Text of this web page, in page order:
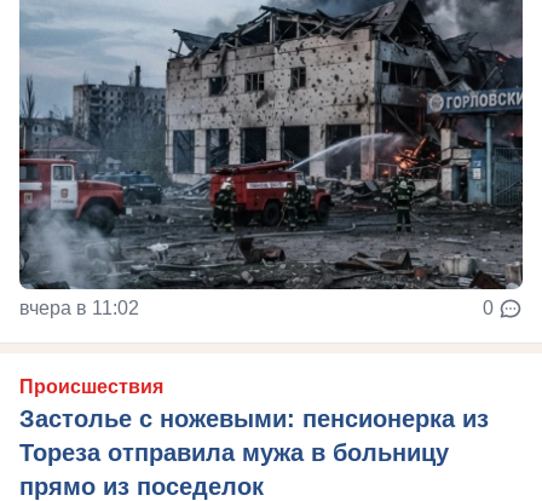
вчера в 11:02 0
Происшествия
Застолье с ножевыми: пенсионерка из
Тореза отправила мужа в больницу
прямо из поседелок